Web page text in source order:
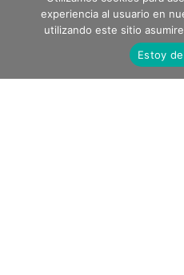
experiencia al usuario en
utilizando este sitio
Estoy